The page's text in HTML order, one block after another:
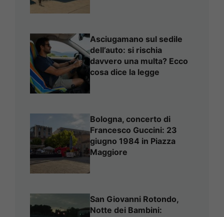
Asciugamano sul sedile
dell’auto: si rischia
davvero una multa? Ecco
cosa dice la legge
Bologna, concerto di
Francesco Guccini: 23
giugno 1984 in Piazza
Maggiore
San Giovanni Rotondo,
Notte dei Bambini: